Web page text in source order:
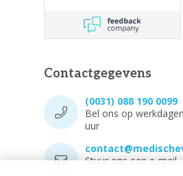
Contactgegevens
(0031) 088 190 0099
Bel ons op
uur
Stuur ons een e-mail.